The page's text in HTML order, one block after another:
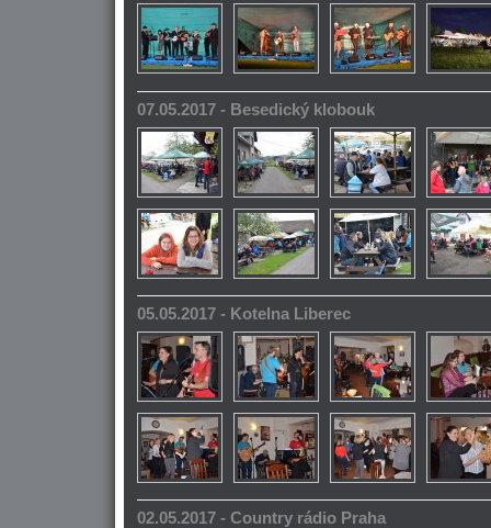
07.05.2017 - Besedický klobouk
05.05.2017 - Kotelna Liberec
02.05.2017 - Country rádio Praha